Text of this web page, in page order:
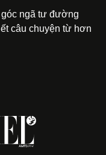
ngã tư đường
câu chuyện từ hơn